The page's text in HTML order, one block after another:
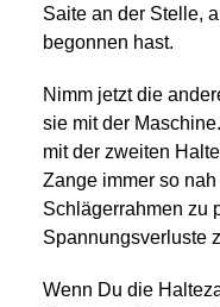
Saite an der Stelle,
begonnen hast.
Nimm jetzt die
sie mit der
mit der zweiten
Zange immer so
Schlägerrahmen zu
Spannungsverluste
Wenn Du die